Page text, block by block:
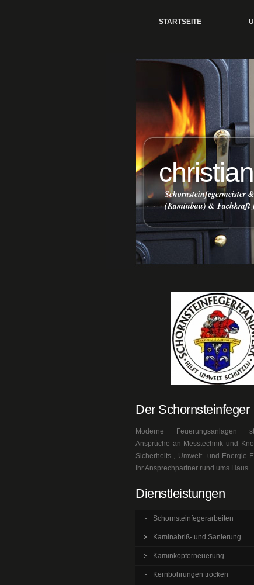
STARTSEITE
Schornsteinfegermeister
(Kaminbau) & Fachkraft
Der Schornsteinfeger
Moderne Feuerungsanlagen
Ansprüche an Messtechnik und
Sicherheits-, Umwelt- und Energie-
Ihr Ansprechpartner rund ums Haus.
Dienstleistungen
Schornsteinfegerarbeiten
Kaminabriß- und Sanierung
Kaminkopferneuerung
Kernbohrungen trocken